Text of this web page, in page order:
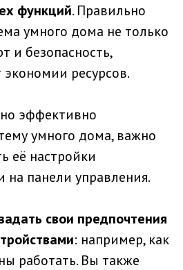
функций. Правильно
умного дома не только
и безопасность,
экономии ресурсов.
эффективно
умного дома, важно
её настройки
панели управления.
свои предпочтения
: например, как
работать. Вы также